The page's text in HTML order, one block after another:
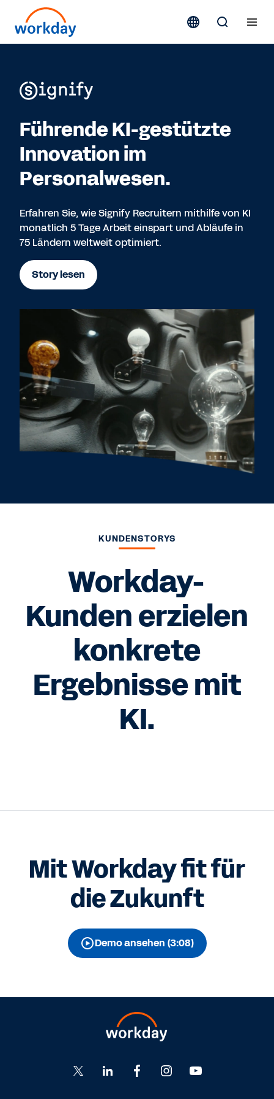
Führende KI-gestützte
Innovation im
Personalwesen.
Erfahren Sie, wie Signify Recruitern mithilfe von KI
monatlich 5 Tage Arbeit einspart und Abläufe in
75 Ländern weltweit optimiert.
Story lesen
KUNDENSTORYS
Workday-
Kunden erzielen
konkrete
Ergebnisse mit
KI.
Mit Workday fit für
die Zukunft
Demo ansehen (3:08)